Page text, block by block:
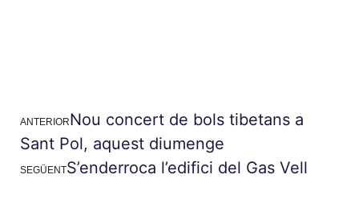
ANTERIORNou concert de bols tibetans a
Sant Pol, aquest diumenge
SEGÜENTS’enderroca l’edifici del Gas Vell